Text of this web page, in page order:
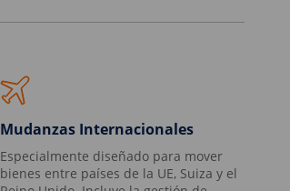
Mudanzas Internacionales
Especialmente diseñado para mover
bienes entre países de la UE, Suiza y el